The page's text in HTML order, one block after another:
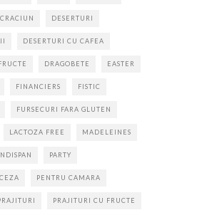
CRACIUN DESERTURI
DESERTURI CU CAFEA
DRAGOBETE EASTER
FINANCIERS FISTIC
FURSECURI FARA GLUTEN
LACTOZA FREE MADELEINES
PARTY
PENTRU CAMARA
PRAJITURI CU FRUCTE